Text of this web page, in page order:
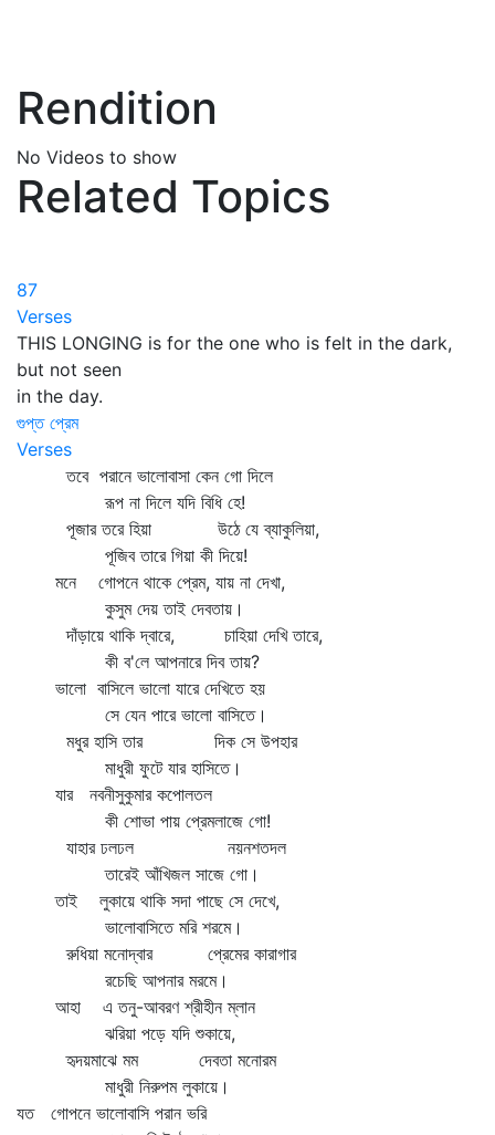
Rendition
No Videos to show
Related Topics
87
Verses
THIS LONGING is for the one who is felt in the dark,
but not seen
in the day.
গুপ্ত প্রেম
Verses
তবে পরানে ভালোবাসা কেন গো দিলে
রূপ না দিলে যদি বিধি হে!
পূজার তরে হিয়া উঠে যে ব্যাকুলিয়া,
পূজিব তারে গিয়া কী দিয়ে!
মনে গোপনে থাকে প্রেম, যায় না দেখা,
কুসুম দেয় তাই দেবতায়।
দাঁড়ায়ে থাকি দ্বারে, চাহিয়া দেখি তারে,
কী ব'লে আপনারে দিব তায়?
ভালো বাসিলে ভালো যারে দেখিতে হয়
সে যেন পারে ভালো বাসিতে।
মধুর হাসি তার দিক সে উপহার
মাধুরী ফুটে যার হাসিতে।
যার নবনীসুকুমার কপোলতল
কী শোভা পায় প্রেমলাজে গো!
যাহার ঢলঢল নয়নশতদল
তারেই আঁখিজল সাজে গো।
তাই লুকায়ে থাকি সদা পাছে সে দেখে,
ভালোবাসিতে মরি শরমে।
রুধিয়া মনোদ্বার প্রেমের কারাগার
রচেছি আপনার মরমে।
আহা এ তনু-আবরণ শ্রীহীন ম্লান
ঝরিয়া পড়ে যদি শুকায়ে,
হৃদয়মাঝে মম দেবতা মনোরম
মাধুরী নিরুপম লুকায়ে।
যত গোপনে ভালোবাসি পরান ভরি